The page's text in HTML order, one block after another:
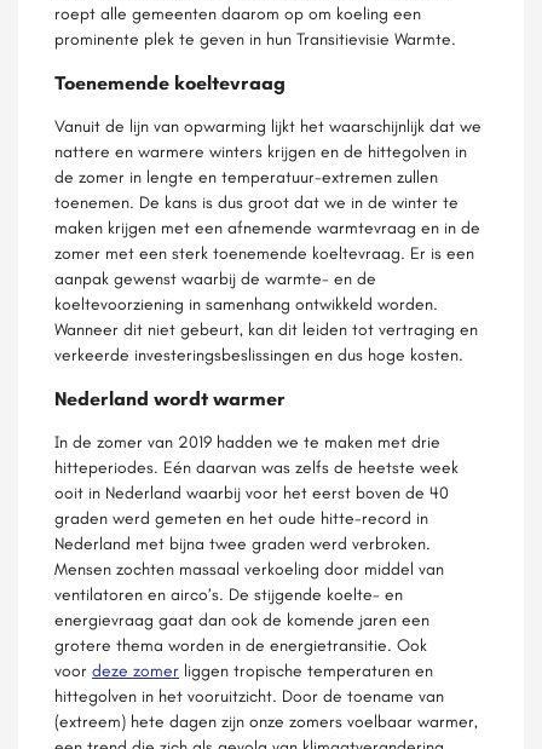
roept alle gemeenten daarom op om koeling een
prominente plek te geven in hun Transitievisie Warmte.
Toenemende koeltevraag
Vanuit de lijn van opwarming lijkt het waarschijnlijk dat we
nattere en warmere winters krijgen en de hittegolven in
de zomer in lengte en temperatuur-extremen zullen
toenemen. De kans is dus groot dat we in de winter te
maken krijgen met een afnemende warmtevraag en in de
zomer met een sterk toenemende koeltevraag. Er is een
aanpak gewenst waarbij de warmte- en de
koeltevoorziening in samenhang ontwikkeld worden.
Wanneer dit niet gebeurt, kan dit leiden tot vertraging en
verkeerde investeringsbeslissingen en dus hoge kosten.
Nederland wordt warmer
In de zomer van 2019 hadden we te maken met drie
hitteperiodes. Eén daarvan was zelfs de heetste week
ooit in Nederland waarbij voor het eerst boven de 40
graden werd gemeten en het oude hitte-record in
Nederland met bijna twee graden werd verbroken.
Mensen zochten massaal verkoeling door middel van
ventilatoren en airco’s. De stijgende koelte- en
energievraag gaat dan ook de komende jaren een
grotere thema worden in de energietransitie. Ook
voor deze zomer liggen tropische temperaturen en
hittegolven in het vooruitzicht. Door de toename van
(extreem) hete dagen zijn onze zomers voelbaar warmer,